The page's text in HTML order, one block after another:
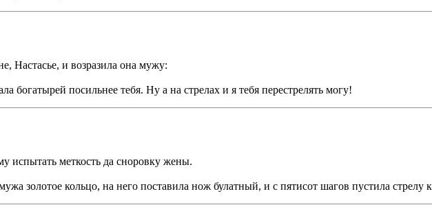
Настасье, и возразила она мужу:
богатырей посильнее тебя. Ну а на стрелах и я тебя перестрелять могу!
испытать меткость да сноровку жены.
золотое кольцо, на него поставила нож булатный, и с пятисот шагов пустила стрелу